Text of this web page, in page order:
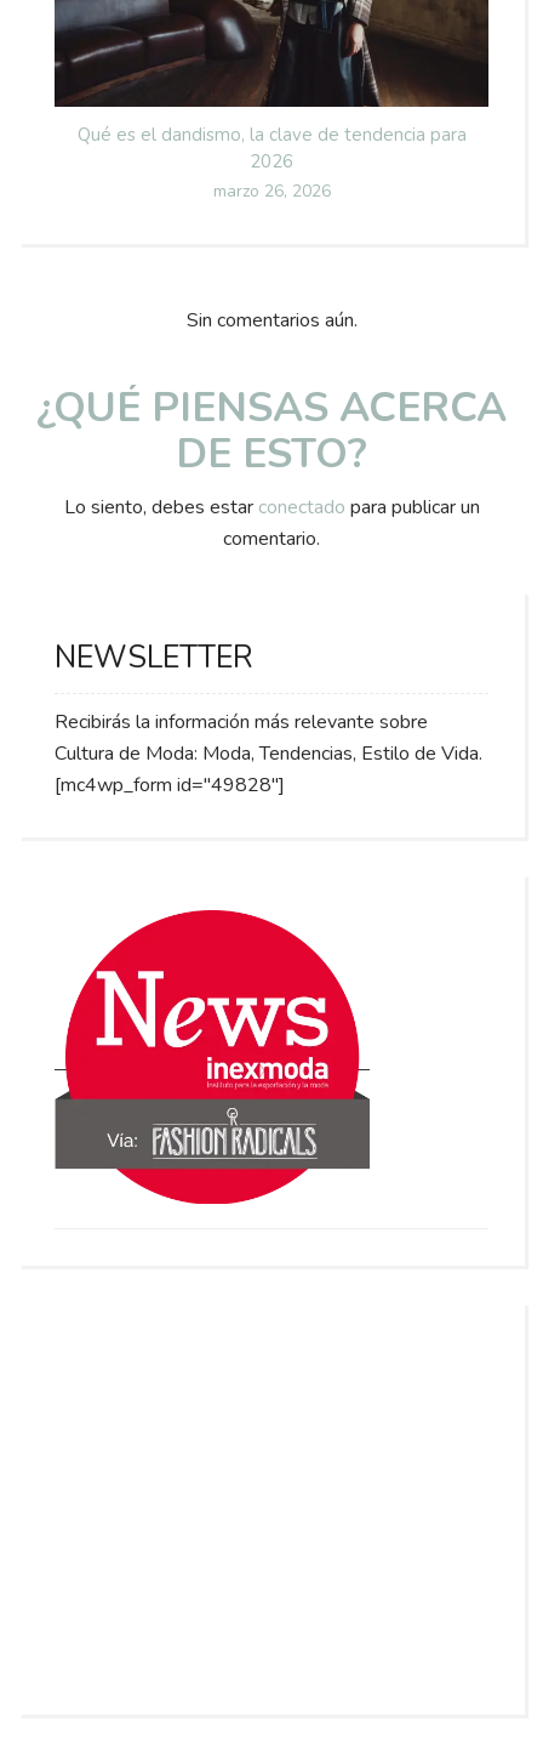
Qué es el dandismo, la clave de tendencia para
2026
Posted
marzo 26, 2026
Sin comentarios aún.
¿QUÉ PIENSAS ACERCA
DE ESTO?
Lo siento, debes estar conectado para publicar un
comentario.
NEWSLETTER
Recibirás la información más relevante sobre
Cultura de Moda: Moda, Tendencias, Estilo de Vida.
[mc4wp_form id="49828"]